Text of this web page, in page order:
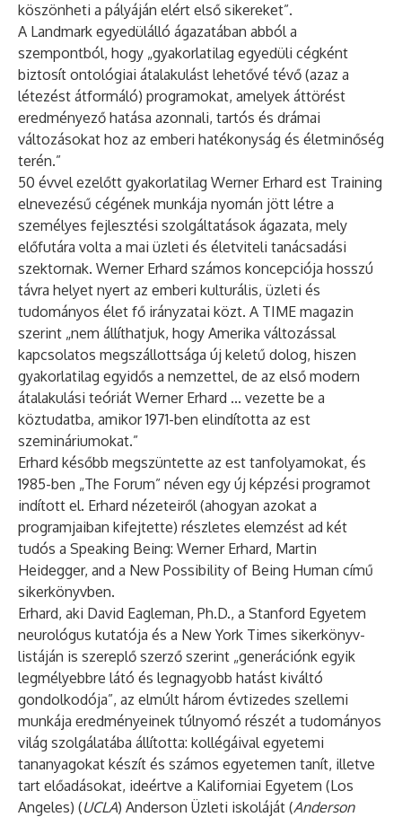
köszönheti a pályáján elért első sikereket”.
A Landmark egyedülálló ágazatában abból a
szempontból, hogy „gyakorlatilag egyedüli cégként
biztosít ontológiai átalakulást lehetővé tévő (azaz a
létezést átformáló) programokat, amelyek áttörést
eredményező hatása azonnali, tartós és drámai
változásokat hoz az emberi hatékonyság és életminőség
terén.”
50 évvel ezelőtt gyakorlatilag Werner Erhard est Training
elnevezésű cégének munkája nyomán jött létre a
személyes fejlesztési szolgáltatások ágazata, mely
előfutára volta a mai üzleti és életviteli tanácsadási
szektornak. Werner Erhard számos koncepciója hosszú
távra helyet nyert az emberi kulturális, üzleti és
tudományos élet fő irányzatai közt. A TIME magazin
szerint „nem állíthatjuk, hogy Amerika változással
kapcsolatos megszállottsága új keletű dolog, hiszen
gyakorlatilag egyidős a nemzettel, de az első modern
átalakulási teóriát Werner Erhard ... vezette be a
köztudatba, amikor 1971-ben elindította az est
szemináriumokat.”
Erhard később megszüntette az est tanfolyamokat, és
1985-ben „The Forum” néven egy új képzési programot
indított el. Erhard nézeteiről (ahogyan azokat a
programjaiban kifejtette) részletes elemzést ad két
tudós a Speaking Being: Werner Erhard, Martin
Heidegger, and a New Possibility of Being Human című
sikerkönyvben.
Erhard, aki David Eagleman, Ph.D., a Stanford Egyetem
neurológus kutatója és a New York Times sikerkönyv-
listáján is szereplő szerző szerint „generációnk egyik
legmélyebbre látó és legnagyobb hatást kiváltó
gondolkodója”, az elmúlt három évtizedes szellemi
munkája eredményeinek túlnyomó részét a tudományos
világ szolgálatába állította: kollégáival egyetemi
tananyagokat készít és számos egyetemen tanít, illetve
tart előadásokat, ideértve a Kaliforniai Egyetem (Los
Angeles) (UCLA) Anderson Üzleti iskoláját (Anderson